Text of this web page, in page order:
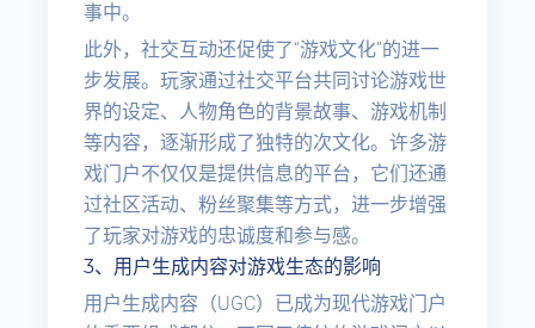
事中。
此外，社交互动还促使了“游戏文化”的进一
步发展。玩家通过社交平台共同讨论游戏世
界的设定、人物角色的背景故事、游戏机制
等内容，逐渐形成了独特的次文化。许多游
戏门户不仅仅是提供信息的平台，它们还通
过社区活动、粉丝聚集等方式，进一步增强
了玩家对游戏的忠诚度和参与感。
3、用户生成内容对游戏生态的影响
用户生成内容（UGC）已成为现代游戏门户